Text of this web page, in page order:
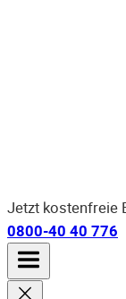
Jetzt kostenfreie
0800-40 40 776